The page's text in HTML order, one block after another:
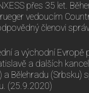
přes 35 let.
vedoucím
členovi
a východní
a dalších
Bělehradu (Srbsku)
(25.9.2020)